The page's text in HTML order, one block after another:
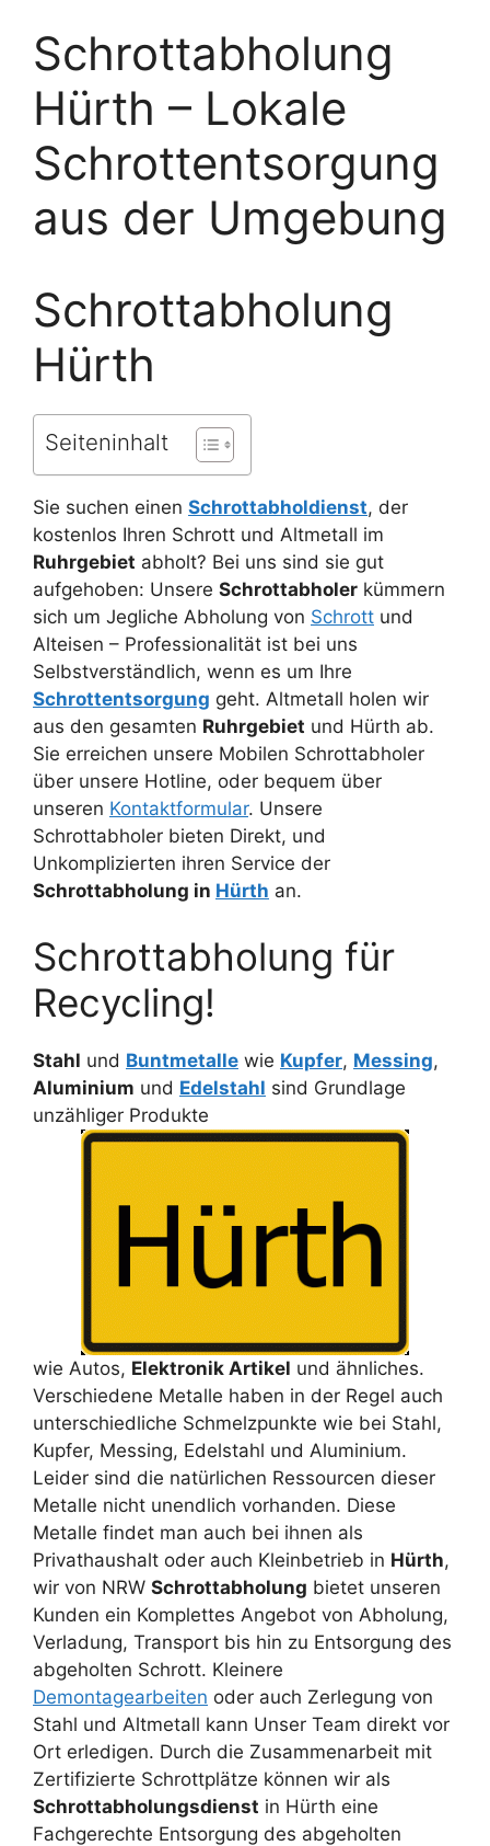
Schrottabholung
Hürth – Lokale
Schrottentsorgung
aus der Umgebung
Schrottabholung
Hürth
Seiteninhalt
Sie suchen einen Schrottabholdienst, der
kostenlos Ihren Schrott und Altmetall im
Ruhrgebiet abholt? Bei uns sind sie gut
aufgehoben: Unsere Schrottabholer kümmern
sich um Jegliche Abholung von Schrott und
Alteisen – Professionalität ist bei uns
Selbstverständlich, wenn es um Ihre
Schrottentsorgung geht. Altmetall holen wir
aus den gesamten Ruhrgebiet und Hürth ab.
Sie erreichen unsere Mobilen Schrottabholer
über unsere Hotline, oder bequem über
unseren Kontaktformular. Unsere
Schrottabholer bieten Direkt, und
Unkomplizierten ihren Service der
Schrottabholung in Hürth an.
Schrottabholung für
Recycling!
Stahl und Buntmetalle wie Kupfer, Messing,
Aluminium und Edelstahl sind Grundlage
unzähliger Produkte
wie Autos, Elektronik Artikel und ähnliches.
Verschiedene Metalle haben in der Regel auch
unterschiedliche Schmelzpunkte wie bei Stahl,
Kupfer, Messing, Edelstahl und Aluminium.
Leider sind die natürlichen Ressourcen dieser
Metalle nicht unendlich vorhanden. Diese
Metalle findet man auch bei ihnen als
Privathaushalt oder auch Kleinbetrieb in Hürth,
wir von NRW Schrottabholung bietet unseren
Kunden ein Komplettes Angebot von Abholung,
Verladung, Transport bis hin zu Entsorgung des
abgeholten Schrott. Kleinere
Demontagearbeiten oder auch Zerlegung von
Stahl und Altmetall kann Unser Team direkt vor
Ort erledigen. Durch die Zusammenarbeit mit
Zertifizierte Schrottplätze können wir als
Schrottabholungsdienst in Hürth eine
Fachgerechte Entsorgung des abgeholten